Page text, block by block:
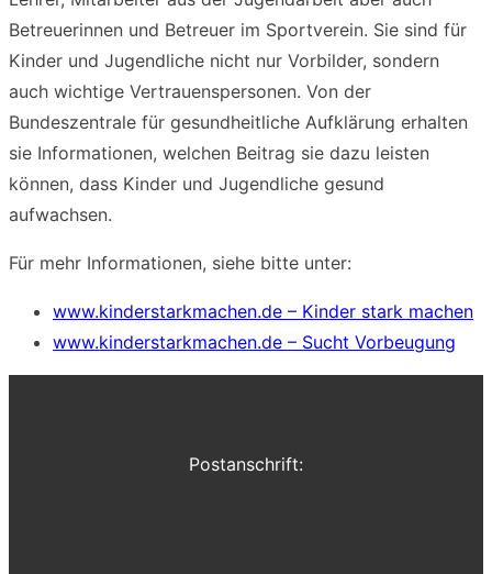
Betreuerinnen und Betreuer im Sportverein. Sie sind für
Kinder und Jugendliche nicht nur Vorbilder, sondern
auch wichtige Vertrauenspersonen. Von der
Bundeszentrale für gesundheitliche Aufklärung erhalten
sie Informationen, welchen Beitrag sie dazu leisten
können, dass Kinder und Jugendliche gesund
aufwachsen.
Für mehr Informationen, siehe bitte unter:
www.kinderstarkmachen.de – Kinder stark machen
www.kinderstarkmachen.de – Sucht Vorbeugung
Postanschrift: